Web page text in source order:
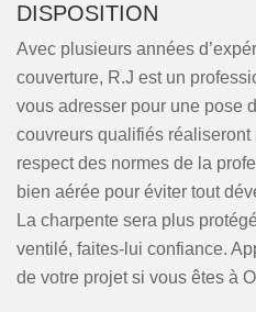
DISPOSITION
Avec plusieurs années
couverture, R.J est un
vous adresser pour une pose
couvreurs qualifiés
respect des normes de la
bien aérée pour éviter tout
La charpente sera plus
ventilé, faites-lui confiance.
de votre projet si vous êtes à